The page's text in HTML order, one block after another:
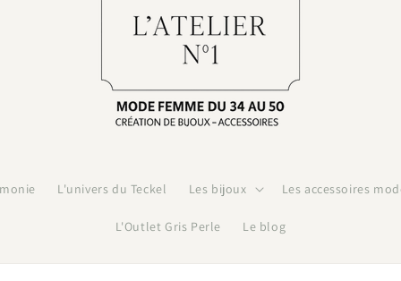
L'univers du Teckel Les bijoux Les accessoires
L'Outlet Gris Perle Le blog